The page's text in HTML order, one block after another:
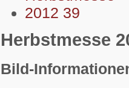
Herbstmesse
Bild-